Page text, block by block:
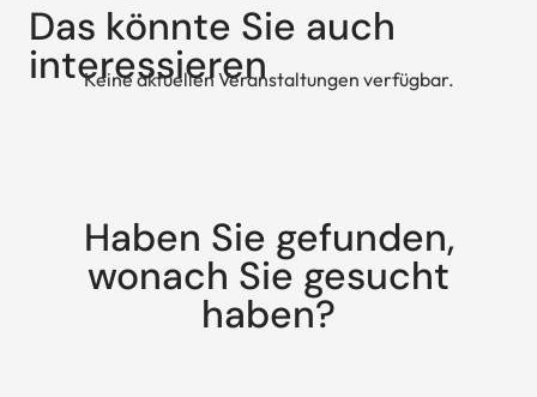
Das könnte Sie auch
interessieren
Keine aktuellen Veranstaltungen verfügbar.
Haben Sie gefunden,
wonach Sie gesucht
haben?